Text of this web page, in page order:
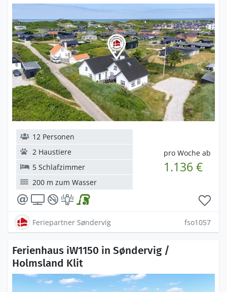
pro Woche ab
1.136 €
12 Personen
2 Haustiere
5 Schlafzimmer
200 m zum Wasser
Feriepartner Søndervig fso1057
Ferienhaus iW1150 in Søndervig /
Holmsland Klit